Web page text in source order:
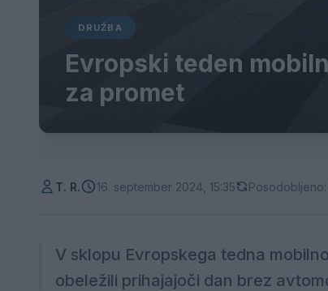
DRUŽBA
Evropski teden
za promet
T. R. 16. september 2024, 15:35
V sklopu Evropskega tedna
obeležili prihajajoči dan brez